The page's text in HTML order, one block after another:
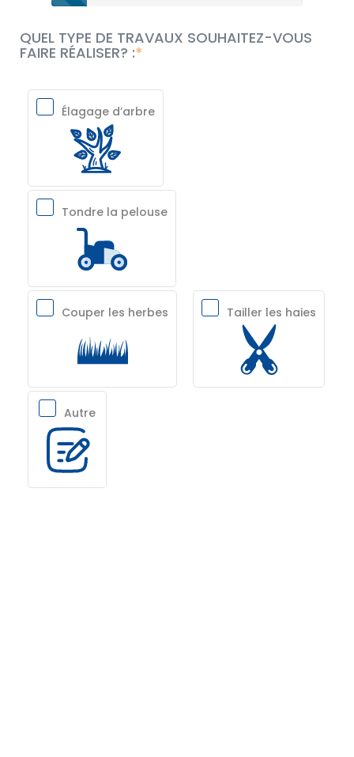
QUEL TYPE DE TRAVAUX SOUHAITEZ-VOUS
FAIRE RÉALISER? :
Élagage d’arbre
Tondre la pelouse
Couper les herbes Tailler les haies
Autre